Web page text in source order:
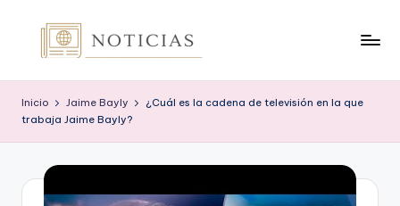
contenido
o
t
Inicio Jaime Bayly
¿Cuál es la cadena de televisión en la que
trabaja Jaime Bayly?